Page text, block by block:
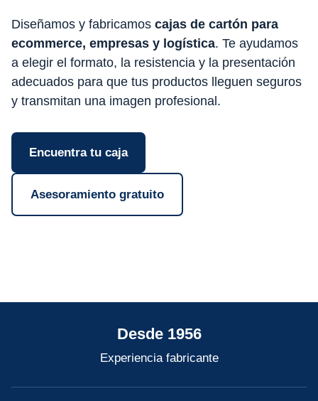
Diseñamos y fabricamos cajas de cartón para
ecommerce, empresas y logística. Te ayudamos
a elegir el formato, la resistencia y la presentación
adecuados para que tus productos lleguen seguros
y transmitan una imagen profesional.
Encuentra tu caja
Asesoramiento gratuito
Desde 1956
Experiencia fabricante